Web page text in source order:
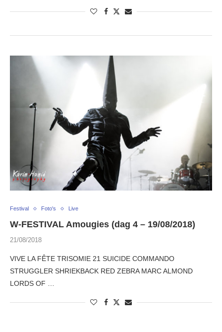
Festival Foto's Live
W-FESTIVAL Amougies (dag 4 – 19/08/2018)
21/08/2018
VIVE LA FÊTE TRISOMIE 21 SUICIDE COMMANDO
STRUGGLER SHRIEKBACK RED ZEBRA MARC ALMOND
LORDS OF …